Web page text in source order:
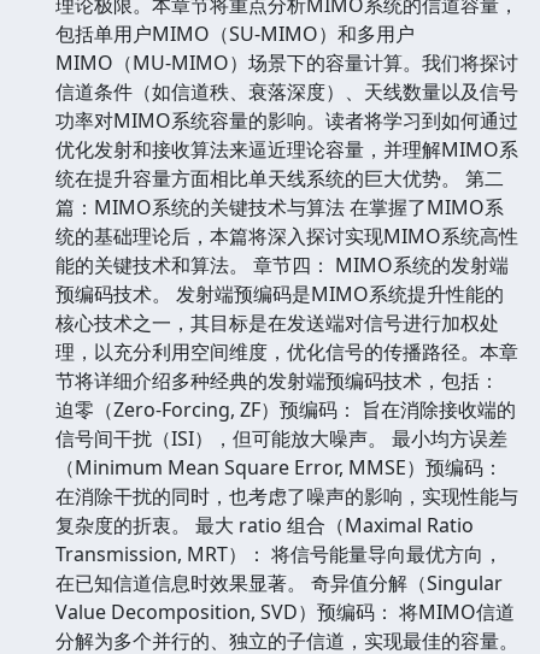
包括单用户MIMO（SU-MIMO）和多用户
MIMO（MU-MIMO）场景下的容量计算。我们将探讨
信道条件（如信道秩、衰落深度）、天线数量以及信号
功率对MIMO系统容量的影响。读者将学习到如何通过
优化发射和接收算法来逼近理论容量，并理解MIMO系
统在提升容量方面相比单天线系统的巨大优势。 第二
篇：MIMO系统的关键技术与算法 在掌握了MIMO系
统的基础理论后，本篇将深入探讨实现MIMO系统高性
能的关键技术和算法。 章节四： MIMO系统的发射端
预编码技术。 发射端预编码是MIMO系统提升性能的
核心技术之一，其目标是在发送端对信号进行加权处
理，以充分利用空间维度，优化信号的传播路径。本章
节将详细介绍多种经典的发射端预编码技术，包括：
迫零（Zero-Forcing, ZF）预编码： 旨在消除接收端的
信号间干扰（ISI），但可能放大噪声。 最小均方误差
（Minimum Mean Square Error, MMSE）预编码：
在消除干扰的同时，也考虑了噪声的影响，实现性能与
复杂度的折衷。 最大 ratio 组合（Maximal Ratio
Transmission, MRT）： 将信号能量导向最优方向，
在已知信道信息时效果显著。 奇异值分解（Singular
Value Decomposition, SVD）预编码： 将MIMO信道
分解为多个并行的、独立的子信道，实现最佳的容量。